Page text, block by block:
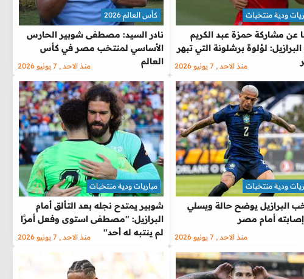
عن مشاركة حمزة عبد الكريم
البرازيل: لؤلوة برشلونة التي تبهر
ودية منتخبات
منذ الاحد , 7 يونيو 2026
نادر السيد: مصطفى شوبير الحارس
الأساسي لمنتخب مصر في كأس
العالم
كأس العالم 2026
منذ الاحد , 7 يونيو 2026
البرازيل يوضح حالة ويسلي
أمام مصر
ودية منتخبات
منذ الاحد , 7 يونيو 2026
شوبير يمتدح نجله بعد التألق أمام
البرازيل: "مصطفى استوى وفعل أمرًا
لم ينتبه له أحد"
مباريات ودية منتخبات
منذ الاحد , 7 يونيو 2026